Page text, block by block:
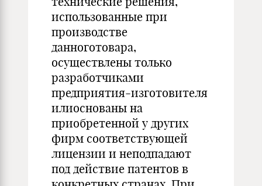
использованные при
производстве
данноготовара,
осуществлены только
разработчика­ми
предприятия-изготовителя
илиоснованы на
приобретенной у дру­гих
фирм соответствующей
лицензии и неподпадают
под действие патентов в